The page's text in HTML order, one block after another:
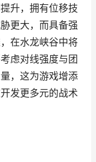
升，拥有位移技
更大，而具备强
在水龙峡谷中将
虑对线强度与团
，这为游戏增添
发更多元的战术